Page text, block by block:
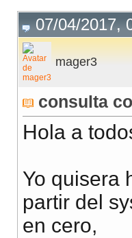
07/04/2017,
mager3
consulta
Hola a
Yo quisera
partir del
en cero,